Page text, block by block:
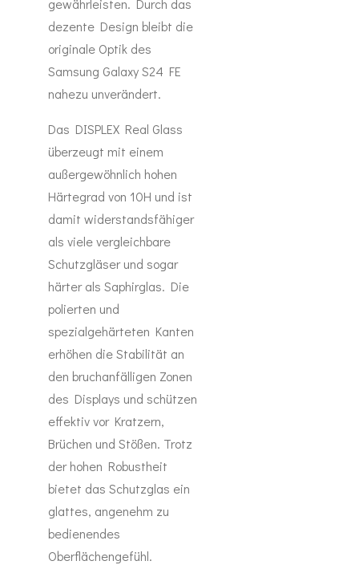
gewährleisten. Durch das
dezente Design bleibt die
originale Optik des
Samsung Galaxy S24 FE
nahezu unverändert.
Das DISPLEX Real Glass
überzeugt mit einem
außergewöhnlich hohen
Härtegrad von 10H und ist
damit widerstandsfähiger
als viele vergleichbare
Schutzgläser und sogar
härter als Saphirglas. Die
polierten und
spezialgehärteten Kanten
erhöhen die Stabilität an
den bruchanfälligen Zonen
des Displays und schützen
effektiv vor Kratzern,
Brüchen und Stößen. Trotz
der hohen Robustheit
bietet das Schutzglas ein
glattes, angenehm zu
bedienendes
Oberflächengefühl.